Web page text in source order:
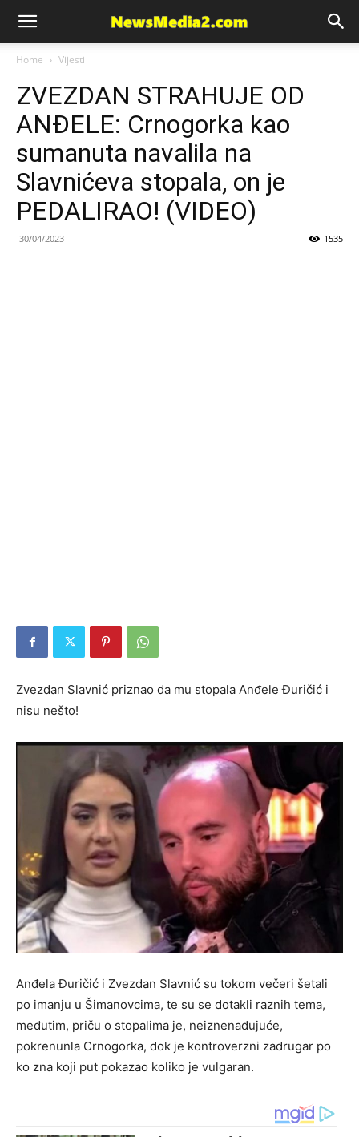
News
Media
Home Vijesti
ZVEZDAN STRAHUJE OD
ANĐELE: Crnogorka kao
sumanuta navalila na
Slavnićeva stopala, on je
PEDALIRAO! (VIDEO)
30/04/2023 1535
Zvezdan Slavnić priznao da mu stopala Anđele Đuričić i
nisu nešto!
Anđela Đuričić i Zvezdan Slavnić su tokom večeri šetali
po imanju u Šimanovcima, te su se dotakli raznih tema,
međutim, priču o stopalima je, neiznenađujuće,
pokrenunla Crnogorka, dok je kontroverzni zadrugar po
ko zna koji put pokazao koliko je vulgaran.